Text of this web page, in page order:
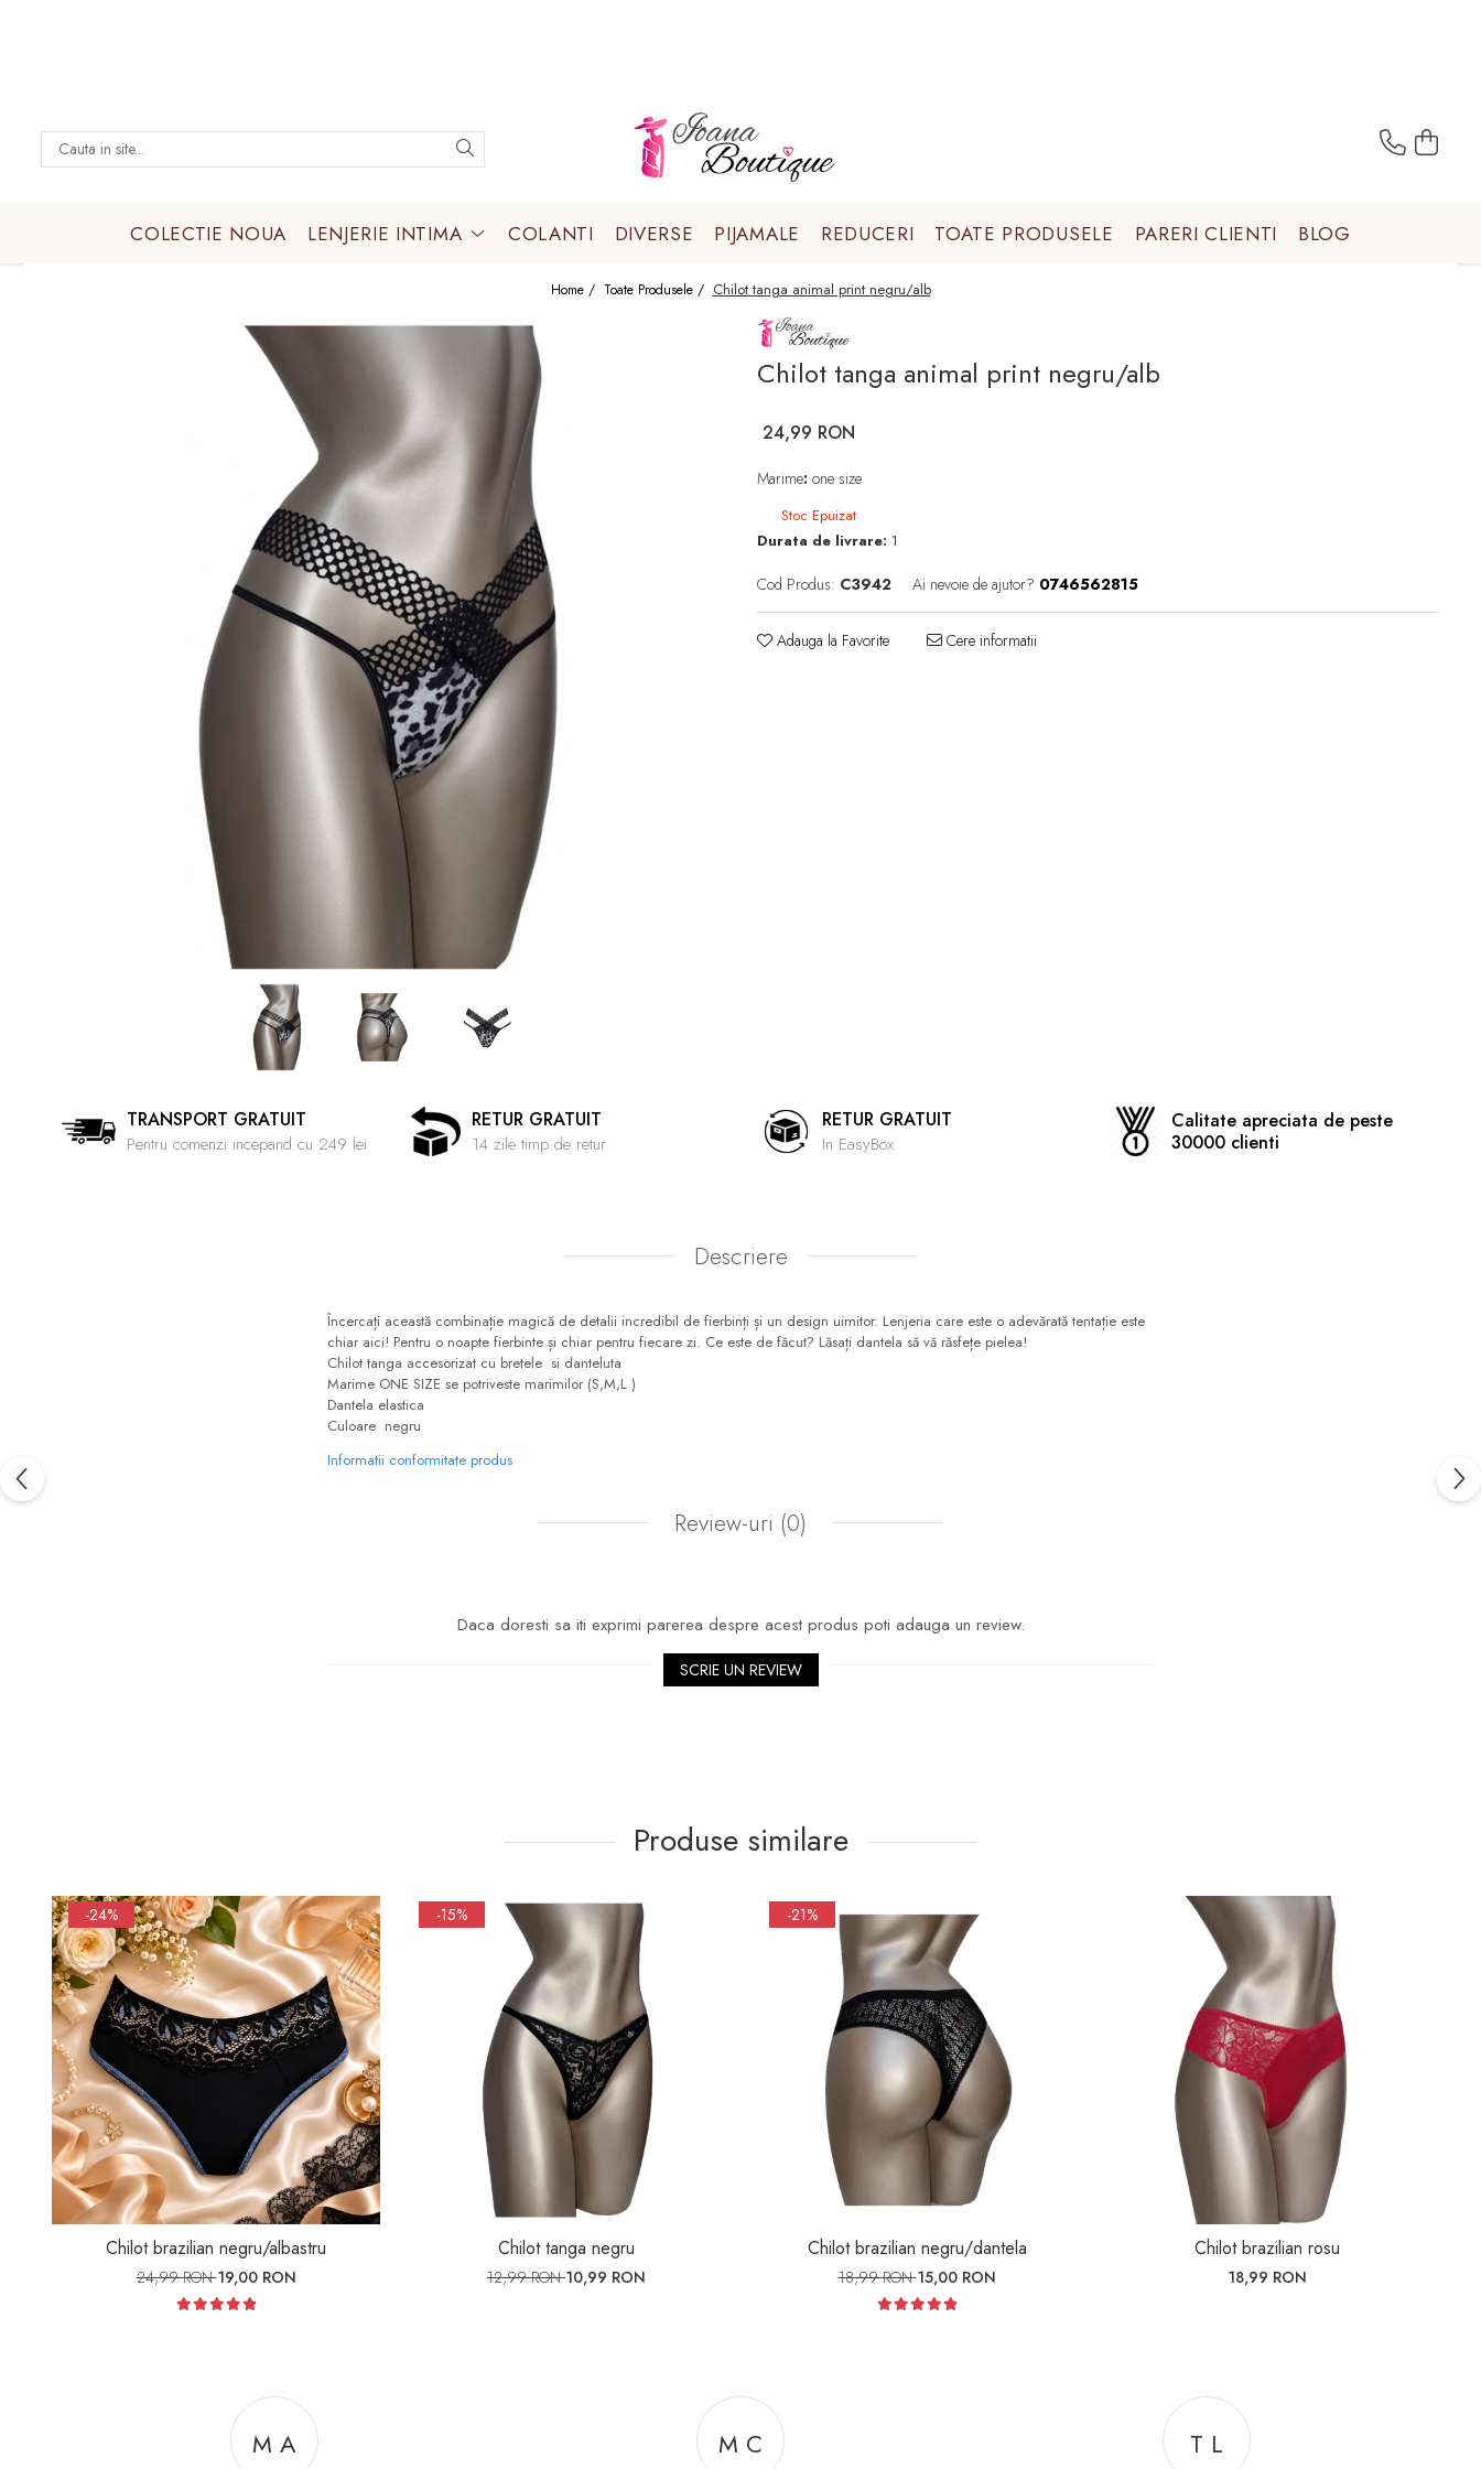
Barbati
COLECTIE NOUA LENJERIE INTIMA COLANTI DIVERSE PIJAMALE REDUCERI TOATE PRODUSELE PARERI CLIENTI BLOG
Home / Toate Produsele / Chilot tanga animal print negru/alb
Chilot tanga animal print negru/alb
24,99 RON
Marime: one size
Stoc Epuizat
Durata de livrare: 1
Cod Produs: C3942 Ai nevoie de ajutor? 0746562815
Adauga la Favorite Cere informatii
TRANSPORT GRATUIT
Pentru comenzi incepand cu 249 lei
RETUR GRATUIT
14 zile timp de retur
RETUR GRATUIT
In EasyBox
Calitate apreciata de peste
30000 clienti
Descriere
Încercați această combinație magică de detalii incredibil de fierbinți și un design uimitor. Lenjeria care este o adevărată tentație este
chiar aici! Pentru o noapte fierbinte și chiar pentru fiecare zi. Ce este de făcut? Lăsați dantela să vă răsfețe pielea!
Chilot tanga accesorizat cu bretele si danteluta
Marime ONE SIZE se potriveste marimilor (S,M,L )
Dantela elastica
Culoare negru
Informatii conformitate produs
Review-uri (0)
Daca doresti sa iti exprimi parerea despre acest produs poti adauga un review.
SCRIE UN REVIEW
Produse similare
-24%
Chilot brazilian negru/albastru
24,99 RON19,00 RON
-15%
Chilot tanga negru
12,99 RON10,99 RON
-21%
Chilot brazilian negru/dantela
18,99 RON15,00 RON
Chilot brazilian rosu
18,99 RON
M A M C T L